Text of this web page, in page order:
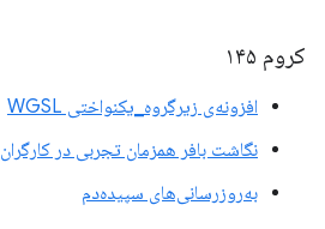
کروم ۱۴۵
افزونه‌ی زیرگروه_یکنواختی WGSL
نگاشت بافر همزمان تجربی در کارگران
به‌روزرسانی‌های سپیده‌دم